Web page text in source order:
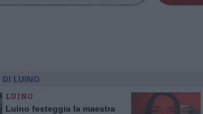
LUINO
LUINO
Luino festeggia la maestra